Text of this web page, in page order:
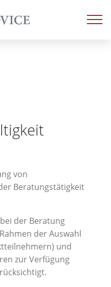
von
Beratungstätigkeit
der Beratung
der Auswahl
und
zur Verfügung